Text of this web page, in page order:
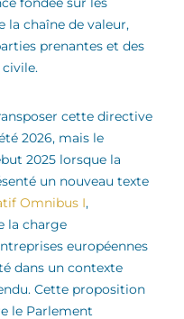
la chaîne de valeur,
prenantes et des
cette directive
2026, mais le
2025 lorsque la
un nouveau texte
Omnibus I,
la charge
européennes
dans un contexte
Cette proposition
le Parlement